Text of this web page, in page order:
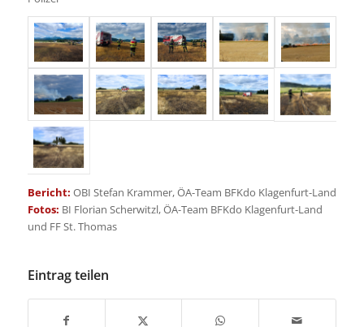
Bericht: OBI Stefan Krammer, ÖA-Team BFKdo Klagenfurt-Land
Fotos: BI Florian Scherwitzl, ÖA-Team BFKdo Klagenfurt-Land
und FF St. Thomas
Eintrag teilen